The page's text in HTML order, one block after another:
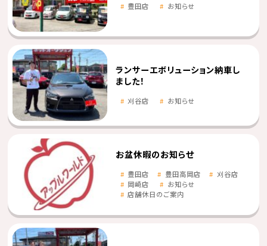
豊田店 お知らせ
ランサーエボリューション納車し
ました！
刈谷店 お知らせ
お盆休暇のお知らせ
豊田店 豊田高岡店
刈谷店
岡崎店
お知らせ
店舗休日のご案内